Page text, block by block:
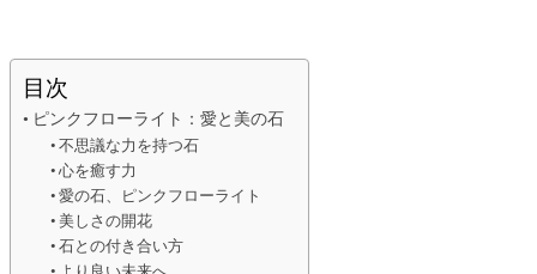
目次
ピンクフローライト：愛と美の石
不思議な力を持つ石
心を癒す力
愛の石、ピンクフローライト
美しさの開花
石との付き合い方